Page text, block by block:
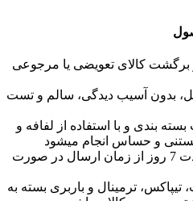
برگشت کالای تعویضی یا مرجوعی
بدون آسیب دیدگی، سالم و تست
بندی و با استفاده از لفافه و
و حساس انجام میشود
امکان بازگشت کالا به مدت 7 روز از زمان ارسال در صورت
تیپاکس، ترمینال و باربری بسته به